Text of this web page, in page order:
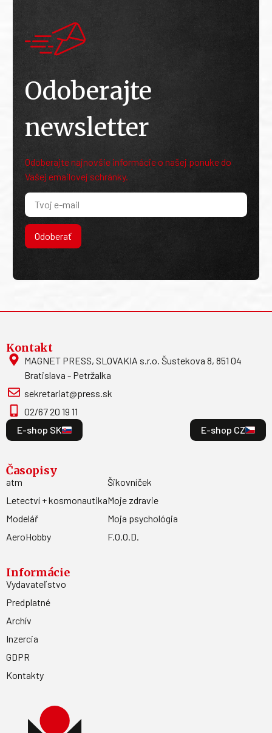
Odoberajte
newsletter
Odoberajte najnovšie informácie o našej ponuke do
Vašej emailovej schránky.
Odoberať
Kontakt
MAGNET PRESS, SLOVAKIA s.r.o. Šustekova 8, 851 04
Bratislava - Petržalka
sekretariat@press.sk
02/67 20 19 11
E-shop SK
E-shop CZ
Časopisy
atm
Letectví + kosmonautika
Modelář
AeroHobby
Šikovníček
Moje zdravie
Moja psychológia
F.O.O.D.
Informácie
Vydavateľstvo
Predplatné
Archív
Inzercia
GDPR
Kontakty